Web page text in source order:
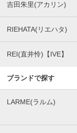
吉田朱里(アカリン)
RIEHATA(リエハタ)
REI(直井怜)【IVE】
ブランドで探す
LARME(ラルム)